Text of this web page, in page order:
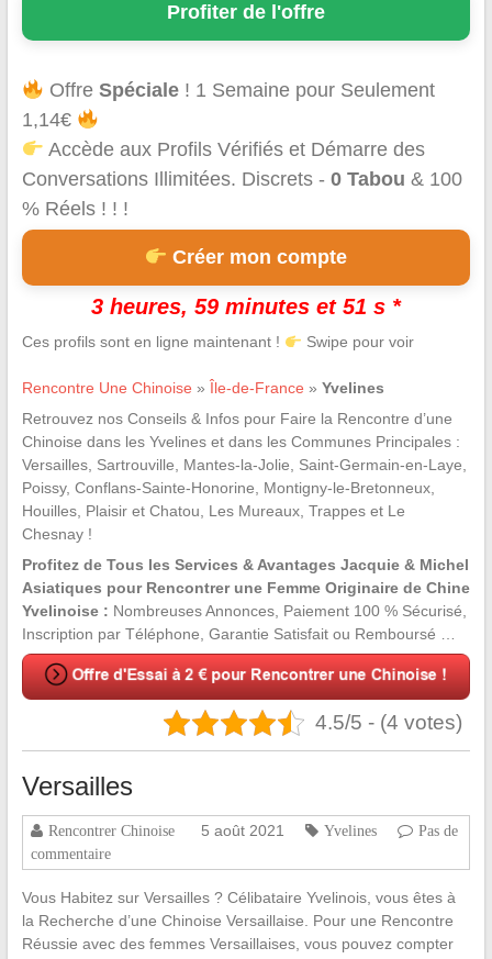
Profiter de l'offre
OffreSpéciale ! 1 Semaine pour Seulement
1,14€
Accède aux Profils Vérifiés et Démarre des
Conversations Illimitées. Discrets - 0 Tabou & 100
% Réels ! ! !
Créer mon compte
3 heures, 59 minutes et 50 s *
Ces profils sont en ligne maintenant ! Swipe pour voir
Rencontre Une Chinoise » Île-de-France » Yvelines
Retrouvez nos Conseils & Infos pour Faire la Rencontre d’une
Chinoise dans les Yvelines et dans les Communes Principales :
Versailles, Sartrouville, Mantes-la-Jolie, Saint-Germain-en-Laye,
Poissy, Conflans-Sainte-Honorine, Montigny-le-Bretonneux,
Houilles, Plaisir et Chatou, Les Mureaux, Trappes et Le
Chesnay !
Profitez de Tous les Services & Avantages Jacquie & Michel
Asiatiques pour Rencontrer une Femme Originaire de Chine
Yvelinoise : Nombreuses Annonces, Paiement 100 % Sécurisé,
Inscription par Téléphone, Garantie Satisfait ou Remboursé …
4.5/5 - (4 votes)
Versailles
Rencontrer Chinoise 5 août 2021 Yvelines
Pas de
commentaire
Vous Habitez sur Versailles ? Célibataire Yvelinois, vous êtes à
la Recherche d’une Chinoise Versaillaise. Pour une Rencontre
Réussie avec des femmes Versaillaises, vous pouvez compter